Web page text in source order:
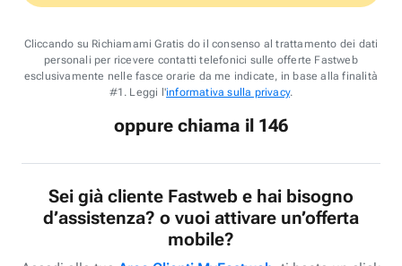
Cliccando su Richiamami Gratis do il consenso al trattamento dei dati
personali per ricevere contatti telefonici sulle offerte Fastweb
esclusivamente nelle fasce orarie da me indicate, in base alla finalità
#1. Leggi l'informativa sulla privacy.
oppure chiama il 146
Sei già cliente Fastweb e hai bisogno
d’assistenza? o vuoi attivare un’offerta
mobile?